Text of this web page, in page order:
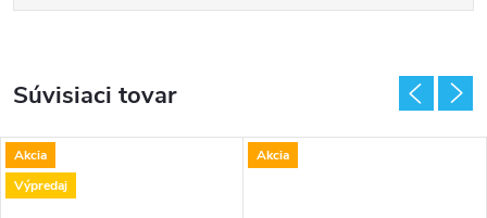
Súvisiaci tovar
Akcia
Výpredaj
Akcia